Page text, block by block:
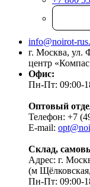
info@noirot-
г. Москва, ул.
центр
Офис:
Пн-Пт: 09:00-
Оптовый
Телефон: +7
E-mail:
Склад,
Адрес: г.
(м
Пн-Пт: 09:00-